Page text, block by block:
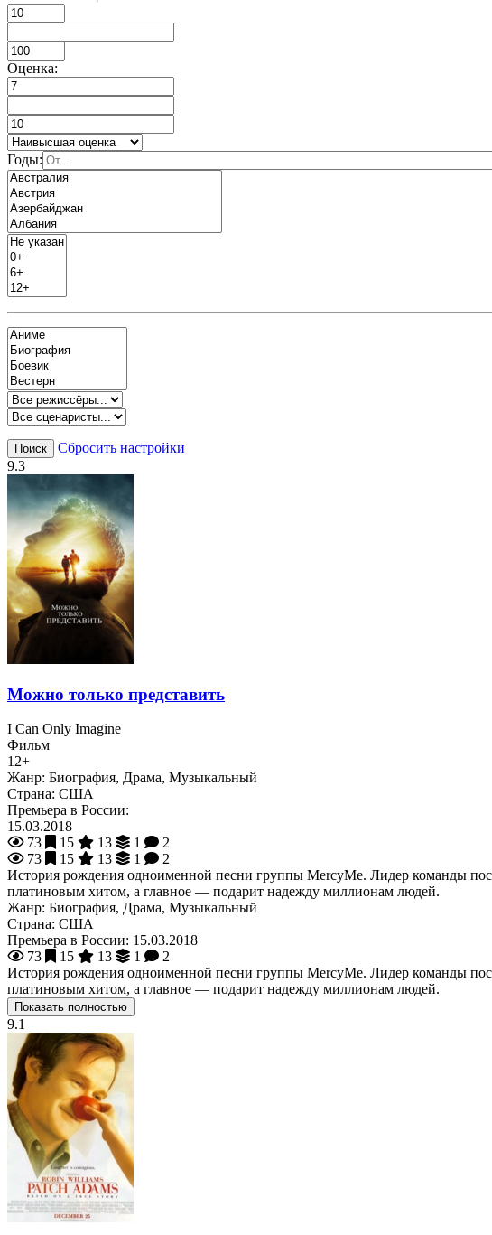
Оценка:
Годы:
Поиск
Сбросить настройки
9.3
Можно только представить
I Can Only Imagine
Фильм
12+
Жанр: Биография, Драма, Музыкальный
Страна: США
Премьера в России:
15.03.2018
73
15 13 1
2
73
15 13 1
2
История рождения одноименной песни группы MercyMe. Лидер команды
платиновым хитом, а главное — подарит надежду миллионам людей.
Жанр: Биография, Драма, Музыкальный
Страна: США
Премьера в России: 15.03.2018
73
15 13 1
2
История рождения одноименной песни группы MercyMe. Лидер команды
платиновым хитом, а главное — подарит надежду миллионам людей.
Показать полностью
9.1